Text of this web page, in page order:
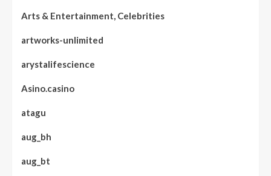
Arts & Entertainment, Celebrities
artworks-unlimited
arystalifescience
Asino.casino
atagu
aug_bh
aug_bt